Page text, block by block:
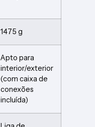
1475 g
Apto para
interior/exterior
(com caixa de
conexões
incluída)